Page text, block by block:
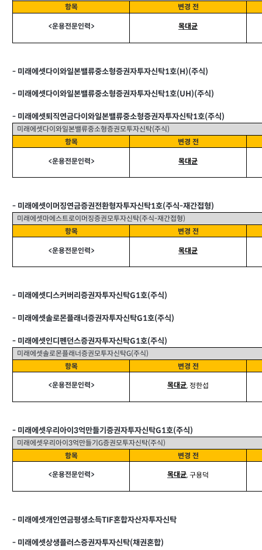
항목
변경 전
<운용전문인력> 목대균
- 미래에셋다이와일본밸류중소형증권자투자신탁1호(H)(주식)
- 미래에셋다이와일본밸류중소형증권자투자신탁1호(UH)(주식)
- 미래에셋퇴직연금다이와일본밸류중소형증권자투자신탁1호(주식)
미래에셋다이와일본밸류중소형증권모투자신탁(주식)
항목
변경 전
<운용전문인력> 목대균
- 미래에셋이머징연금증권전환형자투자신탁1호(주식-재간접형)
미래에셋마에스트로이머징증권모투자신탁(주식-재간접형)
항목
변경 전
<운용전문인력> 목대균
- 미래에셋디스커버리증권자투자신탁G1호(주식)
- 미래에셋솔로몬플래너증권자투자신탁G1호(주식)
- 미래에셋인디펜던스증권자투자신탁G1호(주식)
미래에셋솔로몬플래너증권모투자신탁G(주식)
항목
변경 전
<운용전문인력> 목대균, 정한섭
- 미래에셋우리아이3억만들기증권자투자신탁G1호(주식)
미래에셋우리아이3억만들기G증권모투자신탁(주식)
항목
변경 전
<운용전문인력> 목대균, 구용덕
- 미래에셋개인연금평생소득TIF혼합자산자투자신탁
- 미래에셋상생플러스증권자투자신탁(채권혼합)